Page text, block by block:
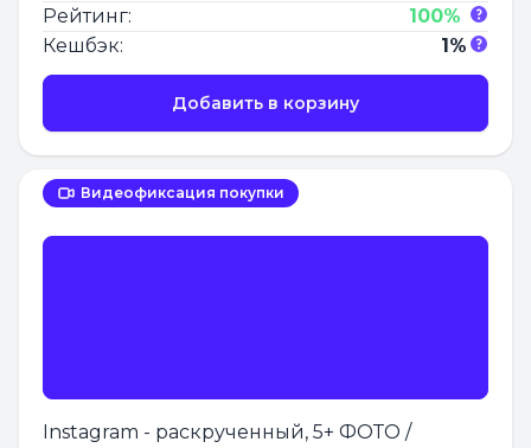
Видеофиксация покупки
Instagram - раскрученный, 5+ ФОТО /
Рейтинг:
100%
Кешбэк:
1%
Добавить в корзину